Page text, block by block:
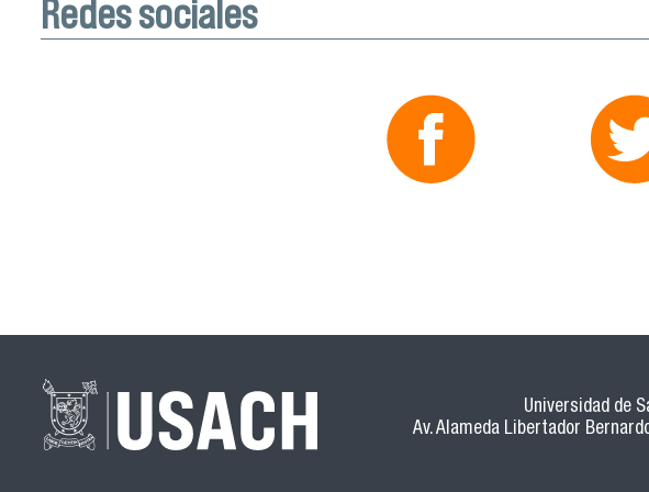
Redes sociales
Universidad de
Av. Alameda Libertador